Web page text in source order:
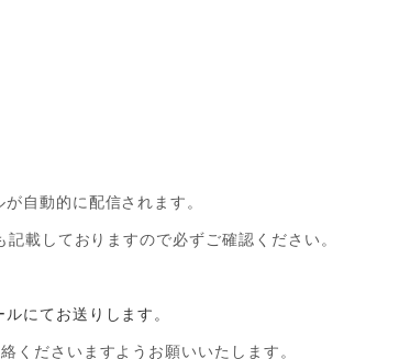
自動的に配信されます。
載しておりますので必ずご確認ください。
にてお送りします。
くださいますようお願いいたします。